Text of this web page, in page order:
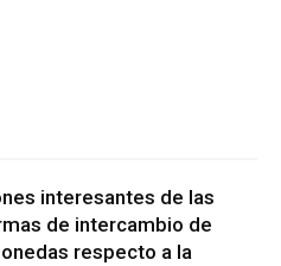
interesantes de las
de intercambio de
respecto a la